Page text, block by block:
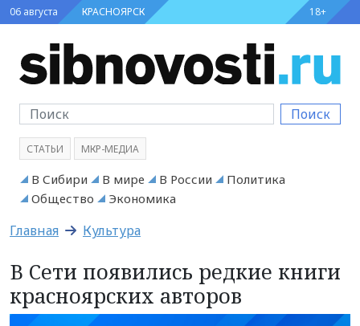
06 августа КРАСНОЯРСК 18+
Поиск
СТАТЬИ МКР-МЕДИА
В Сибири В мире В России
Политика
Общество
Экономика
Главная Культура
В Сети появились редкие книги
красноярских авторов